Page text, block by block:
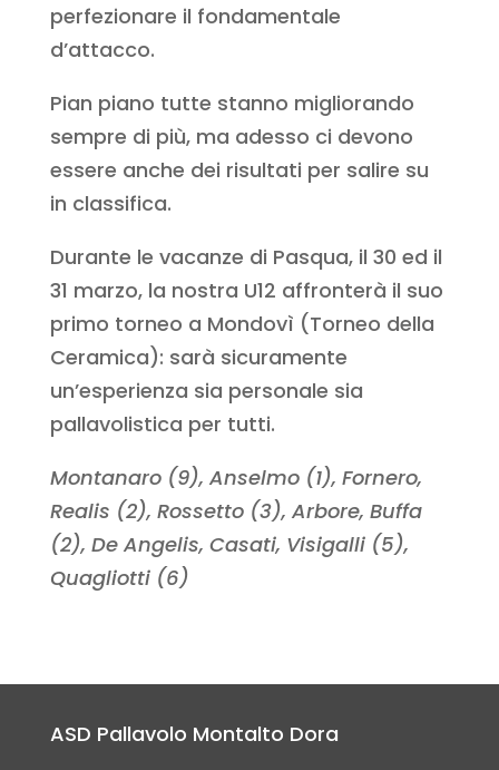
perfezionare il fondamentale
d’attacco.
Pian piano tutte stanno migliorando
sempre di più, ma adesso ci devono
essere anche dei risultati per salire su
in classifica.
Durante le vacanze di Pasqua, il 30 ed il
31 marzo, la nostra U12 affronterà il suo
primo torneo a Mondovì (Torneo della
Ceramica): sarà sicuramente
un’esperienza sia personale sia
pallavolistica per tutti.
Montanaro (9), Anselmo (1), Fornero,
Realis (2), Rossetto (3), Arbore, Buffa
(2), De Angelis, Casati, Visigalli (5),
Quagliotti (6)
ASD Pallavolo Montalto Dora